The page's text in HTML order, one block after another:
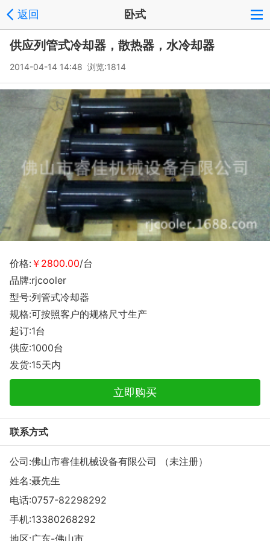
返回 卧式
供应列管式冷却器，散热器，水冷却器
2014-04-14 14:48 浏览:1814
价格: ￥2800.00/台
品牌:rjcooler
型号:列管式冷却器
规格:可按照客户的规格尺寸生产
起订:1台
供应:1000台
发货:15天内
立即购买
联系方式
公司:佛山市睿佳机械设备有限公司 （未注册）
姓名:聂先生
电话:0757-82298292
手机:13380268292
地区:广东-佛山市